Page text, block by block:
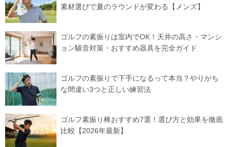
素材選びで夏のラウンドが変わる【メンズ】
ゴルフの素振りは室内でOK！天井の高さ・マンシ
ョン騒音対策・おすすめ器具を完全ガイド
ゴルフの素振りで下手になるって本当？やりがち
な間違い3つと正しい練習法
ゴルフ素振り棒おすすめ7選！選び方と効果を徹底
比較【2026年最新】